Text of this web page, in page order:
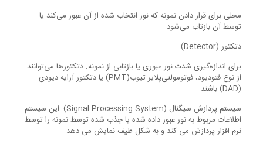
محلی برای قرار دادن نمونه که نور انتخاب شده از آن عبور می‌کند یا
توسط آن بازتاب می‌شود.
دتکتور (Detector):
برای اندازه‌گیری شدت نور عبوری یا بازتابی از نمونه. دتکتورها می‌توانند
از نوع فتودیود، فوتومولتی‌پلایر تیوب(PMT) یا دتکتور آرایه دیودی
(DAD) باشند.
سیستم پردازش سیگنال (Signal Processing System): این سیستم
اطلاعات مربوط به نور عبور داده شده یا جذب شده توسط نمونه را توسط
نرم افزار پردازش می کند و به شکل طیف نمایش می دهد.